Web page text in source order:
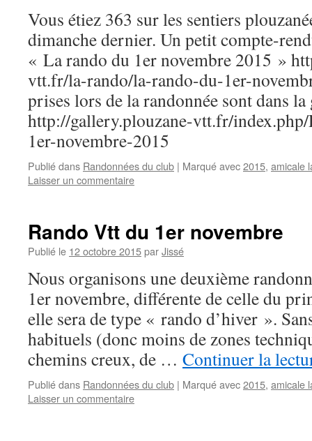
Vous étiez 363 sur les sentiers
dimanche dernier. Un petit compte-
« La rando du 1er novembre 2015 »
vtt.fr/la-rando/la-rando-du-1er-
prises lors de la randonnée sont dans
http://gallery.plouzane-vtt.fr/
1er-novembre-2015
Publié dans Randonnées du club | Marqué avec2015, amicale
Laisser un commentaire
Rando Vtt du 1er novembre
Publié le 12 octobre 2015parJissé
Nous organisons une deuxième
1er novembre, différente de celle du
elle sera de type « rando d’hiver ».
habituels (donc moins de zones
chemins creux, de … Continuer la
Publié dans Randonnées du club | Marqué avec2015, amicale
Laisser un commentaire